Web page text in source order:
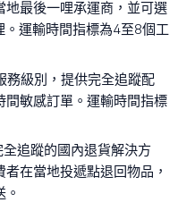
最後一哩承運商，並可選
。運輸時間指標為4至8個工
務級別，提供完全追蹤配
敏感訂單。運輸時間指標
全追蹤的國內退貨解決方
在當地投遞點退回物品，